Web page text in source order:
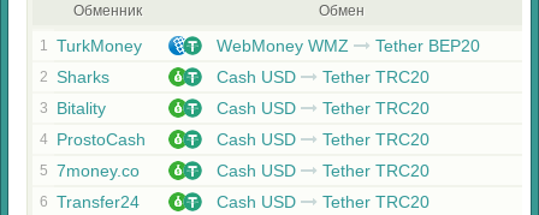
Обменник Обмен
1 TurkMoney WebMoney WMZ Tether BEP20
2 Sharks Cash USD Tether TRC20
3 Bitality Cash USD Tether TRC20
4 ProstoCash Cash USD Tether TRC20
5 7money.co Cash USD Tether TRC20
6 Transfer24 Cash USD Tether TRC20